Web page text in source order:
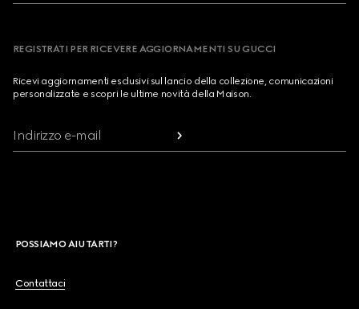
REGISTRATI PER RICEVERE AGGIORNAMENTI SU GUCCI
Ricevi aggiornamenti esclusivi sul lancio della collezione, comunicazioni
personalizzate e scopri le ultime novità della Maison.
Indirizzo e-mail
POSSIAMO AIUTARTI?
Contattaci